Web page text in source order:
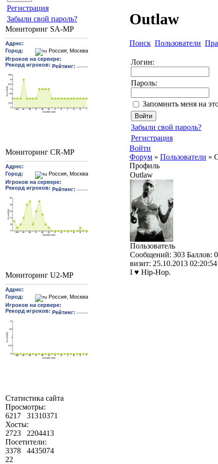
Pегиcтрaция
Забыли свой пароль?
Мониторинг SA-MP
Мониторинг CR-MP
Мониторинг U2-MP
Статистика сайта
Просмотры:
6217
31310371
Хосты:
2723
2204413
Посетители:
3378
4435074
22
Outlaw
Поиск Пользователи
Логин:
Пароль:
Запомнить меня на
Забыли свой пароль?
Регистрация
Войти
Форум » Пользователи »
Профиль
Outlaw
Пользователь
Cообщений: 303 Баллов: 0
визит: 25.10.2013 02:20:54
I ♥ Hip-Hop.